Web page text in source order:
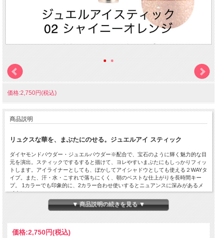
価格:2,750円(税込)
商品説明
リュクスな華を、まぶたにのせる。 ジュエルアイ スティック
ダイヤモンドパウダー・ジュエルパウダー※配合で、宝石のように輝く魅力的な目
元を演出。スティックでするすると描けて、ヨレやすいまぶたにもしっかりフィッ
トします。アイライナーとしても、ぼかしてアイシャドウとしても使える２WAYタ
イプ。また、汗・水・こすれで落ちにくく、朝のベストな仕上がりを長時間キー
プ。 1カラーでも印象的に、2カラー合わせ使いするとニュアンスに深みがあるメ
イクに。
05:ゴールドラメが輝く
華やかで明るい目元に仕上げるライラックピンク <限定色>
［ご使用方法］まぶたに直接塗布してください。
▼ 商品説明の続きを見る ▼
価格:2,750円(税込)